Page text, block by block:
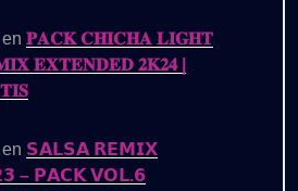
en 𝐏𝐀𝐂𝐊 𝐂𝐇𝐈𝐂𝐇𝐀 𝐋𝐈𝐆𝐇𝐓
𝐄𝐗𝐓𝐄𝐍𝐃𝐄𝐃 𝟐𝐊𝟐𝟒 |
en 𝗦𝗔𝗟𝗦𝗔 𝗥𝗘𝗠𝗜𝗫
– 𝗣𝗔𝗖𝗞 𝗩𝗢𝗟.𝟲